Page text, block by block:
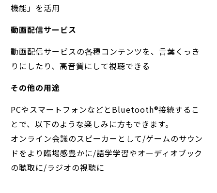
機能」を活用
動画配信サービス
動画配信サービスの各種コンテンツを、言葉くっき
りにしたり、高音質にして視聴できる
その他の用途
PCやスマートフォンなどとBluetooth®︎接続するこ
とで、以下のような楽しみに方もできます。
オンライン会議のスピーカーとして/ゲームのサウン
ドをより臨場感豊かに/語学学習やオーディオブック
の聴取に/ラジオの視聴に